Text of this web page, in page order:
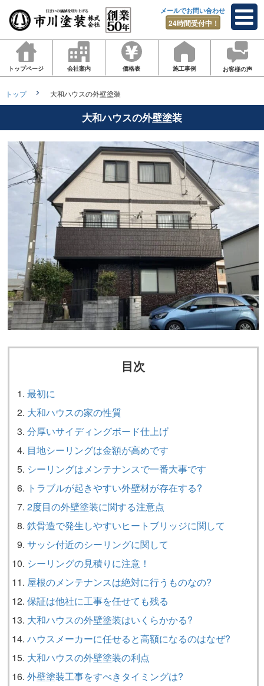
メールでお問い合わせ
24時間受付中！
トップページ 会社案内 価格表 施工事例 お客様の声
トップ 大和ハウスの外壁塗装
大和ハウスの外壁塗装
目次
最初に
大和ハウスの家の性質
分厚いサイディングボード仕上げ
目地シーリングは金額が高めです
シーリングはメンテナンスで一番大事です
トラブルが起きやすい外壁材が存在する?
2度目の外壁塗装に関する注意点
鉄骨造で発生しやすいヒートブリッジに関して
サッシ付近のシーリングに関して
シーリングの見積りに注意！
屋根のメンテナンスは絶対に行うものなの?
保証は他社に工事を任せても残る
大和ハウスの外壁塗装はいくらかかる?
ハウスメーカーに任せると高額になるのはなぜ?
大和ハウスの外壁塗装の利点
外壁塗装工事をすべきタイミングは?